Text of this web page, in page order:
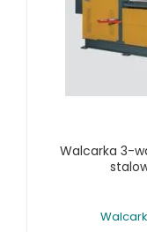
URZĄDZENIA
SPRZĘT
RÓŻNE OKAZJE
Walcarka 3-